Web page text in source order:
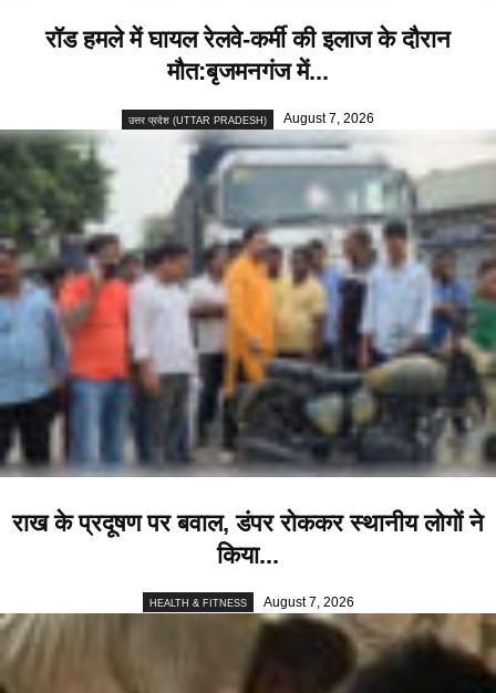
रॉड हमले में घायल रेलवे-कर्मी की इलाज के दौरान
मौत:बृजमनगंज में...
उत्तर प्रदेश (UTTAR PRADESH) August 7, 2026
राख के प्रदूषण पर बवाल, डंपर रोककर स्थानीय लोगों ने
किया...
HEALTH & FITNESS August 7, 2026